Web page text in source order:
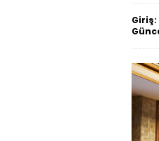
Giriş: